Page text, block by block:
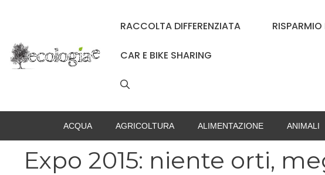
RACCOLTA DIFFERENZIATA RISPARMIO
CAR E BIKE SHARING
ACQUA AGRICOLTURA ALIMENTAZIONE ANIMALI
Expo 2015: niente orti,